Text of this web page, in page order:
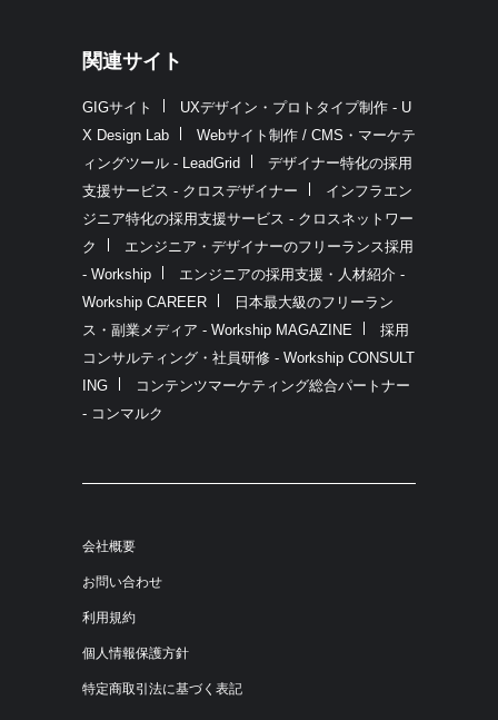
関連サイト
GIGサイト
UXデザイン・プロトタイプ制作 - U
X Design Lab
Webサイト制作 / CMS・マーケテ
ィングツール - LeadGrid
デザイナー特化の採用
支援サービス - クロスデザイナー
インフラエン
ジニア特化の採用支援サービス - クロスネットワー
ク
エンジニア・デザイナーのフリーランス採用
- Workship
エンジニアの採用支援・人材紹介 -
Workship CAREER
日本最大級のフリーラン
ス・副業メディア - Workship MAGAZINE
採用
コンサルティング・社員研修 - Workship CONSULT
ING
コンテンツマーケティング総合パートナー
- コンマルク
会社概要
お問い合わせ
利用規約
個人情報保護方針
特定商取引法に基づく表記